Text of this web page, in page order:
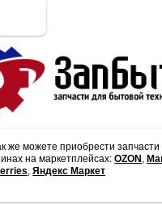
же можете приобрести
на маркетплейсах:OZON ,
,Яндекс Маркет